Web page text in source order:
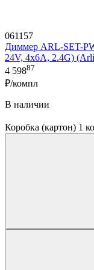
061157
Диммер ARL-SET-
24V, 4x6A, 2.4G)
4 59887
₽/компл
В наличии
Коробка (картон) 1